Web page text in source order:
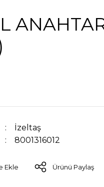
İzeltaş
8001316012
Ürünü Paylaş